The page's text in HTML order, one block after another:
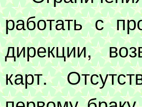
работать с
дирекции,
карт.